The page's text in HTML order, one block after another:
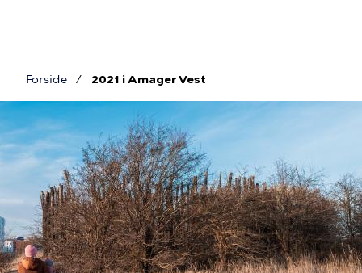
Brødkrumme
Forside 2021 i Amager Vest